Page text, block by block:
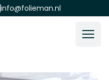
info@folieman.nl